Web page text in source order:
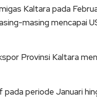
Kaltara pada
masing mencapai
Provinsi Kaltara
periode Januari